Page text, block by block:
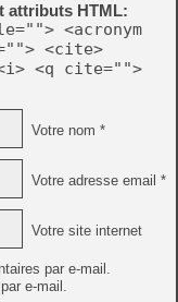
attributs HTML:
<acronym
<cite>
<i> <q cite="">
Votre nom *
Votre adresse email *
Votre site internet
par e-mail.
e-mail.